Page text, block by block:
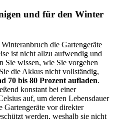
und für den Winter
die Gartengeräte
ist nicht allzu aufwendig und
Sie wissen, wie Sie vorgehen
die Akkus nicht vollständig,
70 bis 80 Prozent aufladen.
konstant bei einer
auf, um deren Lebensdauer
Gartengeräte vor direkter
werden, weshalb sie nicht